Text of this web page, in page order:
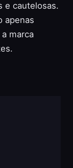
e cautelosas.
apenas
marca